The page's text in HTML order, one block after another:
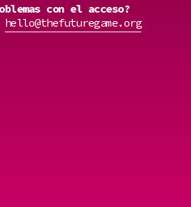
con el acceso?
hello@thefuturegame.org